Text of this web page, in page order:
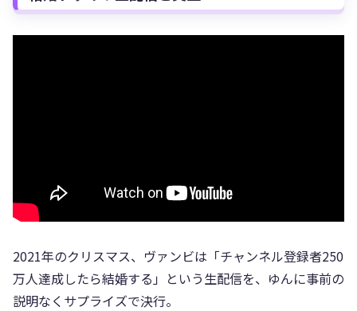
2021年のクリスマス、ヴァンビは「チャンネル登録者250
万人達成したら結婚する」という生配信を、ゆんに事前の
説明なくサプライズで決行。